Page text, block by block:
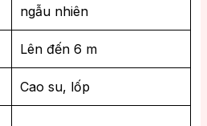
ngẫu nhiên
Lên đến 6 m
Cao su, lốp